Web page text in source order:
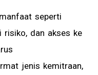
seperti
risiko, dan akses ke
jenis kemitraan,